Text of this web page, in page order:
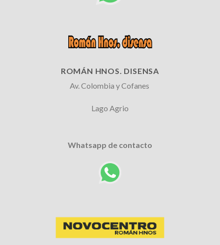
ROMÁN HNOS. DISENSA
Av. Colombia y Cofanes
Lago Agrio
Whatsapp de contacto